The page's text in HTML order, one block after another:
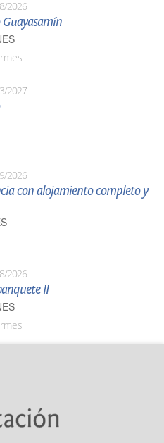
2026
Guayasamín
2027
2026
con alojamiento completo y
2026
II